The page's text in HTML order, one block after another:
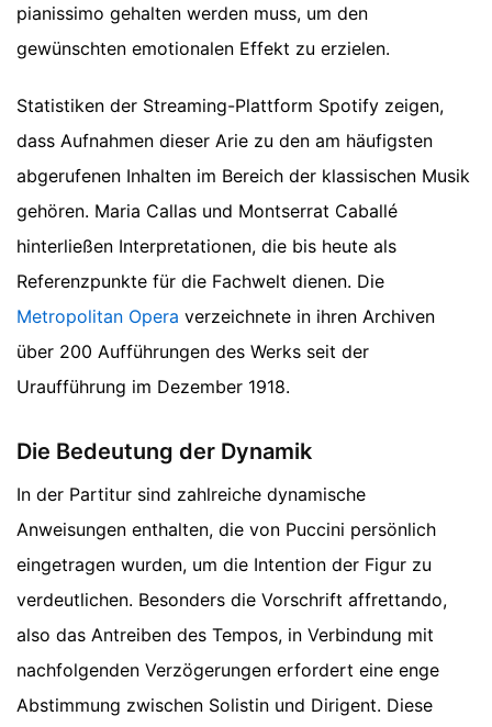
pianissimo gehalten werden muss, um den
gewünschten emotionalen Effekt zu erzielen.
Statistiken der Streaming-Plattform Spotify zeigen,
dass Aufnahmen dieser Arie zu den am häufigsten
abgerufenen Inhalten im Bereich der klassischen Musik
gehören. Maria Callas und Montserrat Caballé
hinterließen Interpretationen, die bis heute als
Referenzpunkte für die Fachwelt dienen. Die
Metropolitan Opera verzeichnete in ihren Archiven
über 200 Aufführungen des Werks seit der
Uraufführung im Dezember 1918.
Die Bedeutung der Dynamik
In der Partitur sind zahlreiche dynamische
Anweisungen enthalten, die von Puccini persönlich
eingetragen wurden, um die Intention der Figur zu
verdeutlichen. Besonders die Vorschrift affrettando,
also das Antreiben des Tempos, in Verbindung mit
nachfolgenden Verzögerungen erfordert eine enge
Abstimmung zwischen Solistin und Dirigent. Diese